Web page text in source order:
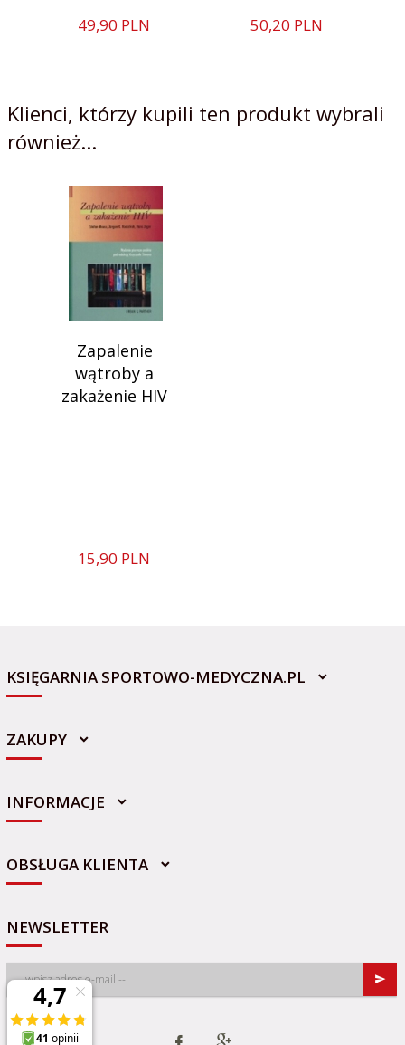
49,90 PLN 50,20 PLN
Klienci, którzy kupili ten produkt wybrali
również...
Zapalenie
wątroby a
zakażenie HIV
15,90 PLN
KSIĘGARNIA SPORTOWO-MEDYCZNA.PL
sklep@sportowo-medyczna.pl
ZAKUPY
INFORMACJE
OBSŁUGA KLIENTA
NEWSLETTER